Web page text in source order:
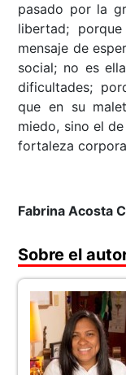
pasado por la
libertad;
mensaje de
social; no es
dificultades;
que en su
miedo, sino el
fortaleza
Fabrina Acosta
Sobre el